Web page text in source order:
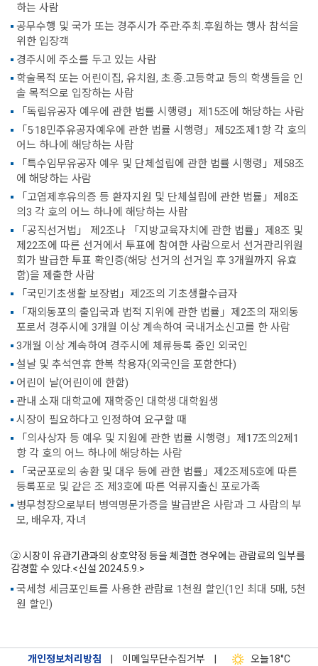
하는 사람
공무수행 및 국가 또는 경주시가 주관.주최.후원하는 행사 참석을
위한 입장객
경주시에 주소를 두고 있는 사람
학술목적 또는 어린이집, 유치원, 초.종.고등학교 등의 학생들을 인
솔 목적으로 입장하는 사람
「독립유공자 예우에 관한 법률 시행령」제15조에 해당하는 사람
「5·18민주유공자예우에 관한 법률 시행령」제52조제1항 각 호의
어느 하나에 해당하는 사람
「특수임무유공자 예우 및 단체설립에 관한 법률 시행령」제58조
에 해당하는 사람
「고엽제후유의증 등 환자지원 및 단체설립에 관한 법률」제8조
의3 각 호의 어느 하나에 해당하는 사람
「공직선거법」 제2조나 「지방교육자치에 관한 법률」제8조 및
제22조에 따른 선거에서 투표에 참여한 사람으로서 선거관리위원
회가 발급한 투표 확인증(해당 선거의 선거일 후 3개월까지 유효
함)을 제출한 사람
「국민기초생활 보장법」제2조의 기초생활수급자
「재외동포의 출입국과 법적 지위에 관한 법률」제2조의 재외동
포로서 경주시에 3개월 이상 계속하여 국내거소신고를 한 사람
3개월 이상 계속하여 경주시에 체류등록 중인 외국인
설날 및 추석연휴 한복 착용자(외국인을 포함한다)
어린이 날(어린이에 한함)
관내 소재 대학교에 재학중인 대학생·대학원생
시장이 필요하다고 인정하여 요구할 때
「의사상자 등 예우 및 지원에 관한 법률 시행령」제17조의2제1
항 각 호의 어느 하나에 해당하는 사람
「국군포로의 송환 및 대우 등에 관한 법률」제2조제5호에 따른
등록포로 및 같은 조 제3호에 따른 억류지출신 포로가족
병무청장으로부터 병역명문가증을 발급받은 사람과 그 사람의 부
모, 배우자, 자녀
② 시장이 유관기관과의 상호약정 등을 체결한 경우에는 관람료의 일부를
감경할 수 있다.<신설 2024.5.9.>
국세청 세금포인트를 사용한 관람료 1천원 할인(1인 최대 5매, 5천
원 할인)
개인정보처리방침 이메일무단수집거부 오늘18°C